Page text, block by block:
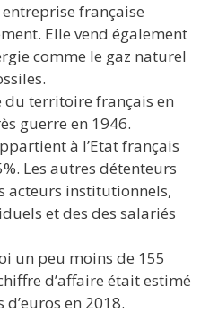
entreprise française
Elle vend également
comme le gaz naturel
du territoire français en
guerre en 1946.
à l’Etat français
Les autres détenteurs
acteurs institutionnels,
et des des salariés
un peu moins de 155
d’affaire était estimé
en 2018.